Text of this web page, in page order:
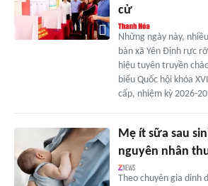
cử
Những ngày này,
bàn xã Yên Định rực
hiệu tuyên truyền
biểu Quốc hội khóa
cấp, nhiệm kỳ 2026-
Mẹ ít sữa sau
nguyên nhân
Theo chuyên gia dinh